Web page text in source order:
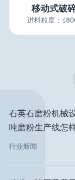
移动式破
进料粒度：
石英石磨粉机械
吨磨粉生产线怎
行业新闻